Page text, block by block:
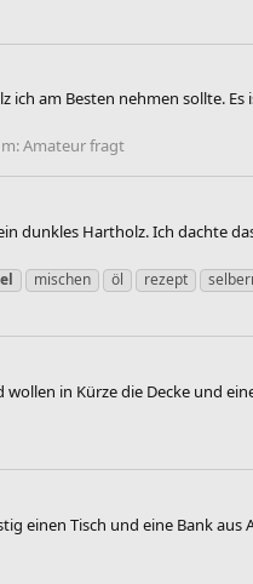
am Besten nehmen sollte. Es
Amateur fragt
dunkles Hartholz. Ich dachte
mischen öl rezept
in Kürze die Decke und
einen Tisch und eine Bank aus